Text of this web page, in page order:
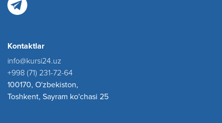
Kontaktlar
info@kursi24.uz
+998 (71) 231-72-64
100170, O'zbekiston,
Toshkent, Sayram ko'chasi 25